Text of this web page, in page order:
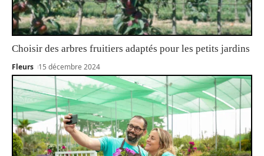
Choisir des arbres fruitiers adaptés pour les petits jardins
Fleurs 15 décembre 2024